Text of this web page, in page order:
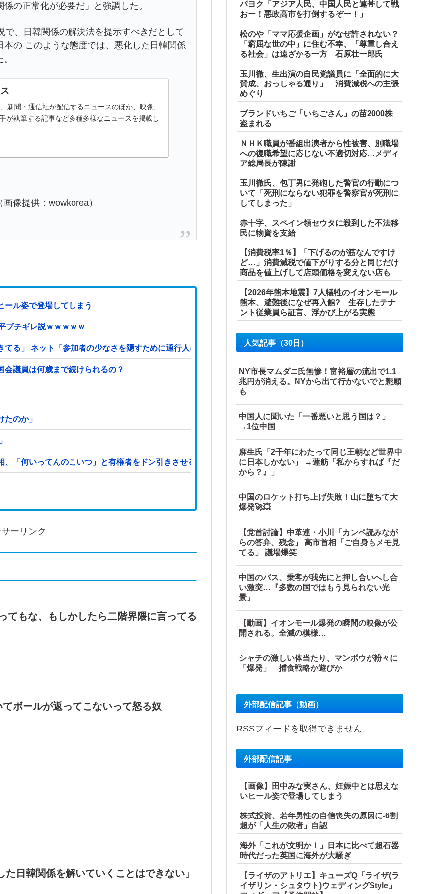
の正常化が必要だ」と強調した。
、日韓関係の解決法を提示すべきだとして
の このような態度では、悪化した日韓関係
新聞・通信社が配信するニュースのほか、映像、
が執筆する記事など多種多様なニュースを掲載し
像提供：wowkorea）
ール姿で登場してしまう
ブチギレ説ｗｗｗｗｗ
る」 ネット「参加者の少なさを隠すために通行人に混じってるのリプ欄でバラされてて草」
議員は何歳まで続けられるの？
のか」
、「何いってんのこいつ」と有権者をドン引きさせるよな屁理屈を……他
ーリンク
もな、もしかしたら二階界隈に言ってる
ボールが返ってこないって怒る奴
日韓関係を解いていくことはできない」
パヨク「アジア人民、中国人民と連帯して戦
おー！悪政高市を打倒するぞー！」
松のや「ママ応援企画」がなぜ許されない？
「窮屈な世の中」に住む不幸、「尊重し合え
る社会」は遠ざかる一方 石原壮一郎氏
玉川徹、生出演の自民党議員に「全面的に大
賛成、おっしゃる通り」 消費減税への主張
めぐり
ブランドいちご「いちごさん」の苗2000株
盗まれる
ＮＨＫ職員が番組出演者から性被害、別職場
への復職希望に応じない不適切対応…メディ
ア総局長が陳謝
玉川徹氏、包丁男に発砲した警官の行動につ
いて「死刑にならない犯罪を警察官が死刑に
してしまった」
赤十字、スペイン領セウタに殺到した不法移
民に物資を支給
【消費税率1％】「下げるのが筋なんですけ
ど…」消費減税で値下がりする分と同じだけ
商品を値上げして店頭価格を変えない店も
【2026年熊本地震】7人犠牲のイオンモール
熊本、避難後になぜ再入館? 生存したテナ
ント従業員ら証言、浮かび上がる実態
人気記事（30日）
NY市長マムダニ氏無惨！富裕層の流出で1.1
兆円が消える。NYから出て行かないでと懇願
も
中国人に聞いた「一番悪いと思う国は？」
→1位中国
麻生氏「2千年にわたって同じ王朝など世界中
に日本しかない」 →蓮舫「私からすれば『だ
から？』」
中国のロケット打ち上げ失敗！山に堕ちて大
爆発🚀💥
【党首討論】中革連・小川「カンペ読みなが
らの答弁、残念」 高市首相「ご自身もメモ見
てる」 議場爆笑
中国のバス、乗客が我先にと押し合いへし合
い激突…『多数の国ではもう見られない光
景』
【動画】イオンモール爆発の瞬間の映像が公
開される。全滅の模様…
シャチの激しい体当たり、マンボウが粉々に
「爆発」 捕食戦略か遊びか
外部配信記事（動画）
RSSフィードを取得できません
外部配信記事
【画像】田中みな実さん、妊娠中とは思えな
いヒール姿で登場してしまう
株式投資、若年男性の自信喪失の原因に-6割
超が「人生の敗者」自認
海外「これが文明か！」日本に比べて超石器
時代だった英国に海外が大騒ぎ
【ライザのアトリエ】キューズQ「ライザ(ラ
イザリン・シュタウト)ウェディングStyle」